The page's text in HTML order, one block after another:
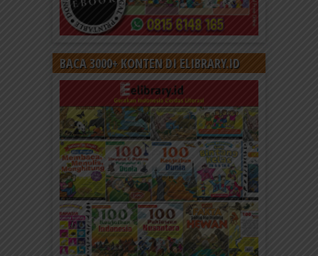
BACA 3000+ KONTEN DI ELIBRARY.ID